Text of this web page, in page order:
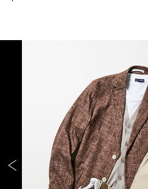
MAGAZINE
ABOUT SITE